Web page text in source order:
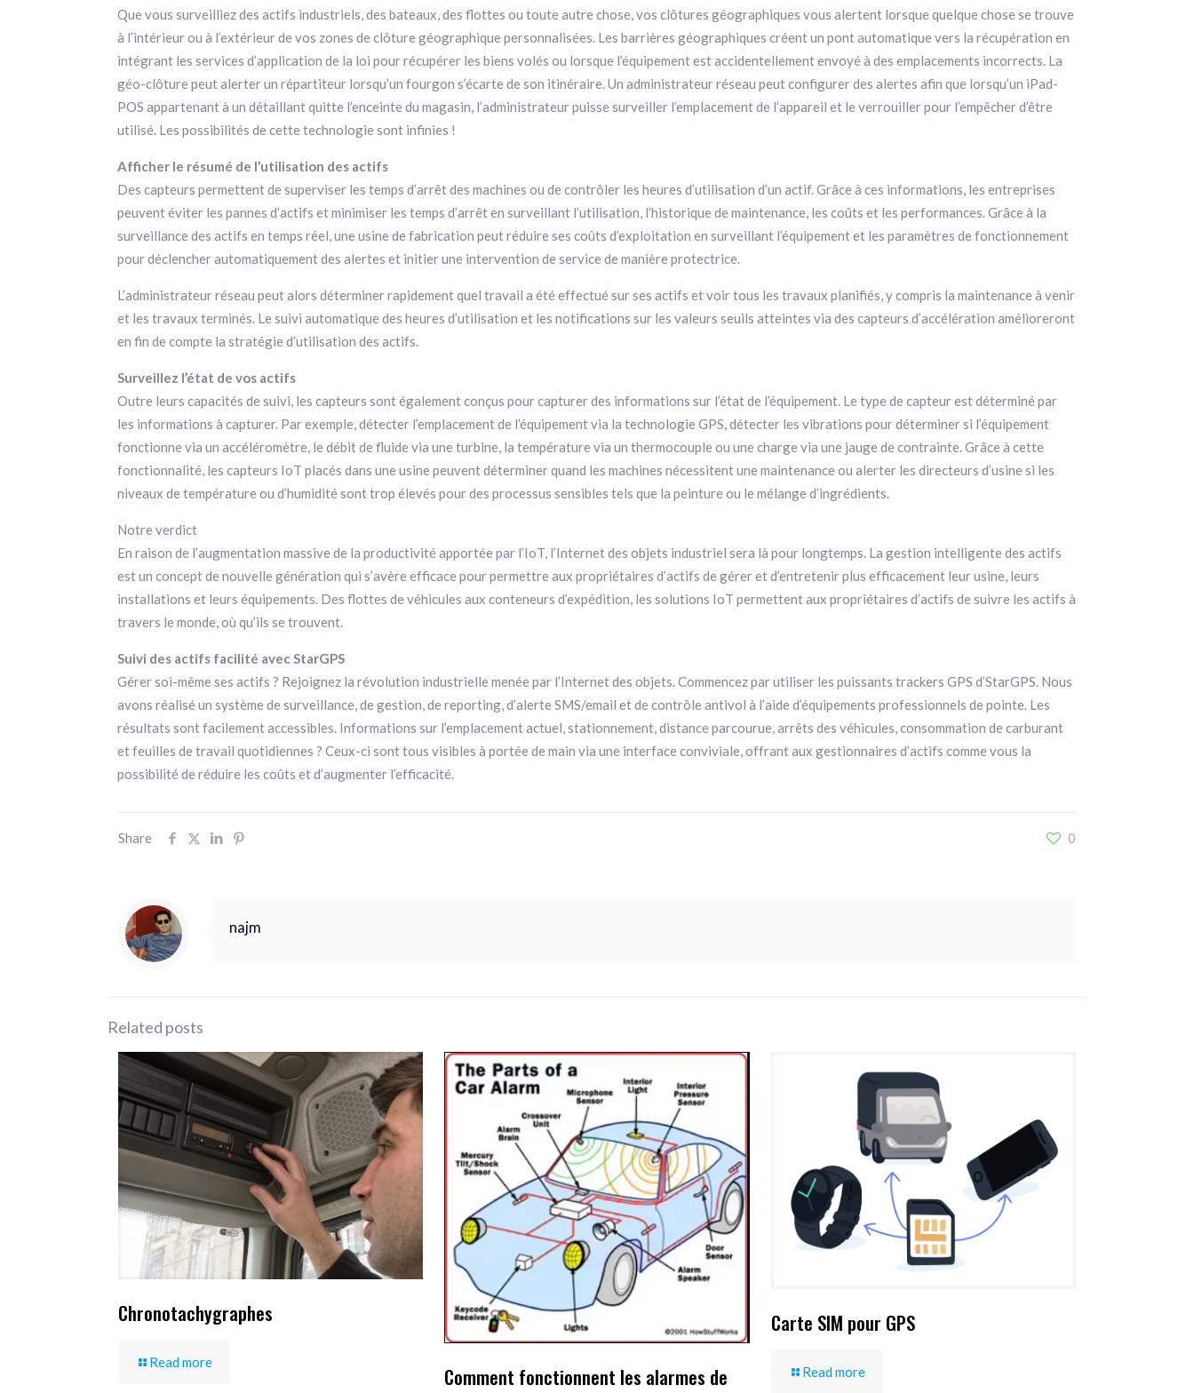
Que vous surveilliez des actifs industriels, des bateaux, des flottes ou toute autre chose, vos clôtures géographiques vous alertent lorsque quelque chose se trouve
à l’intérieur ou à l’extérieur de vos zones de clôture géographique personnalisées. Les barrières géographiques créent un pont automatique vers la récupération en
intégrant les services d’application de la loi pour récupérer les biens volés ou lorsque l’équipement est accidentellement envoyé à des emplacements incorrects. La
géo-clôture peut alerter un répartiteur lorsqu’un fourgon s’écarte de son itinéraire. Un administrateur réseau peut configurer des alertes afin que lorsqu’un iPad-
POS appartenant à un détaillant quitte l’enceinte du magasin, l’administrateur puisse surveiller l’emplacement de l’appareil et le verrouiller pour l’empêcher d’être
utilisé. Les possibilités de cette technologie sont infinies !
Afficher le résumé de l’utilisation des actifs
Des capteurs permettent de superviser les temps d’arrêt des machines ou de contrôler les heures d’utilisation d’un actif. Grâce à ces informations, les entreprises
peuvent éviter les pannes d’actifs et minimiser les temps d’arrêt en surveillant l’utilisation, l’historique de maintenance, les coûts et les performances. Grâce à la
surveillance des actifs en temps réel, une usine de fabrication peut réduire ses coûts d’exploitation en surveillant l’équipement et les paramètres de fonctionnement
pour déclencher automatiquement des alertes et initier une intervention de service de manière protectrice.
L’administrateur réseau peut alors déterminer rapidement quel travail a été effectué sur ses actifs et voir tous les travaux planifiés, y compris la maintenance à venir
et les travaux terminés. Le suivi automatique des heures d’utilisation et les notifications sur les valeurs seuils atteintes via des capteurs d’accélération amélioreront
en fin de compte la stratégie d’utilisation des actifs.
Surveillez l’état de vos actifs
Outre leurs capacités de suivi, les capteurs sont également conçus pour capturer des informations sur l’état de l’équipement. Le type de capteur est déterminé par
les informations à capturer. Par exemple, détecter l’emplacement de l’équipement via la technologie GPS, détecter les vibrations pour déterminer si l’équipement
fonctionne via un accéléromètre, le débit de fluide via une turbine, la température via un thermocouple ou une charge via une jauge de contrainte. Grâce à cette
fonctionnalité, les capteurs IoT placés dans une usine peuvent déterminer quand les machines nécessitent une maintenance ou alerter les directeurs d’usine si les
niveaux de température ou d’humidité sont trop élevés pour des processus sensibles tels que la peinture ou le mélange d’ingrédients.
Notre verdict
En raison de l’augmentation massive de la productivité apportée par l’IoT, l’Internet des objets industriel sera là pour longtemps. La gestion intelligente des actifs
est un concept de nouvelle génération qui s’avère efficace pour permettre aux propriétaires d’actifs de gérer et d’entretenir plus efficacement leur usine, leurs
installations et leurs équipements. Des flottes de véhicules aux conteneurs d’expédition, les solutions IoT permettent aux propriétaires d’actifs de suivre les actifs à
travers le monde, où qu’ils se trouvent.
Suivi des actifs facilité avec StarGPS
Gérer soi-même ses actifs ? Rejoignez la révolution industrielle menée par l’Internet des objets. Commencez par utiliser les puissants trackers GPS d’StarGPS. Nous
avons réalisé un système de surveillance, de gestion, de reporting, d’alerte SMS/email et de contrôle antivol à l’aide d’équipements professionnels de pointe. Les
résultats sont facilement accessibles. Informations sur l’emplacement actuel, stationnement, distance parcourue, arrêts des véhicules, consommation de carburant
et feuilles de travail quotidiennes ? Ceux-ci sont tous visibles à portée de main via une interface conviviale, offrant aux gestionnaires d’actifs comme vous la
possibilité de réduire les coûts et d’augmenter l’efficacité.
Share 0
najm
Related posts
Chronotachygraphes
Read more
Comment fonctionnent les alarmes de
Carte SIM pour GPS
Read more